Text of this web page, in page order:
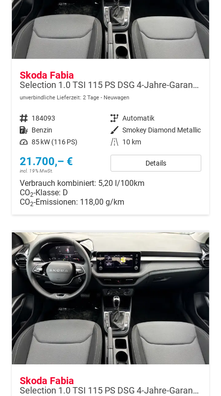
Skoda Fabia
Selection 1.0 TSI 115 PS DSG 4-Jahre-Garantie-AppleCarPlay-AndroidAuto-LED-2x PDC-Rückfahrkamera-Sitzheizung-DAB-Klima-Tempomat
unverbindliche Lieferzeit: 2 Tage Neuwagen
Fahrzeugnr. 184093 Getriebe Automatik
Kraftstoff Benzin Außenfarbe Smokey Diamond Metallic
Leistung 85 kW (116 PS) Kilometerstand 10 km
21.700,– €
incl. 19% MwSt.
Details
Verbrauch kombiniert: 5,20 l/100km
CO2-Klasse: D
CO2-Emissionen: 118,00 g/km
Skoda Fabia
Selection 1.0 TSI 115 PS DSG 4-Jahre-Garantie-AppleCarPlay-AndroidAuto-LED-2x PDC-Rückfahrkamera-Sitzheizung-DAB-Klima-Tempomat